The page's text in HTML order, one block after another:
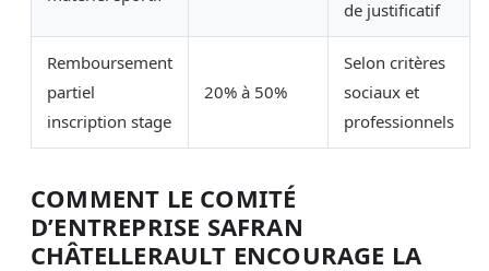
de justificatif
Remboursement
partiel
inscription stage
20% à 50%
Selon critères
sociaux et
professionnels
COMMENT LE COMITÉ
D’ENTREPRISE SAFRAN
CHÂTELLERAULT ENCOURAGE LA